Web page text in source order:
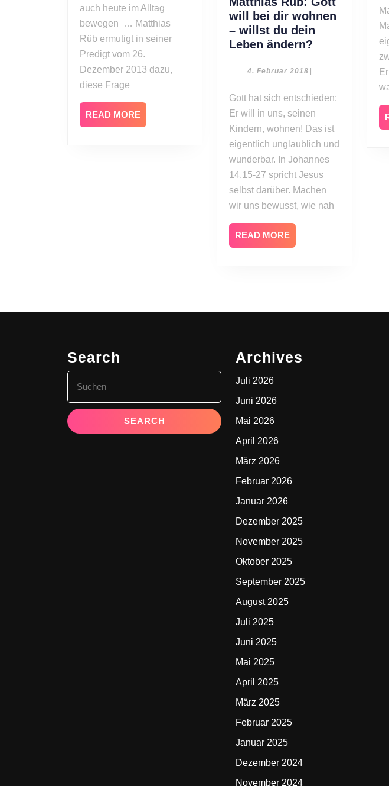
wie
begegn
auch heute im Alltag
bewegen … Matthias
Rüb ermutigt in seiner
Predigt vom 26.
Dezember 2013 dazu,
diese Frage
READ MORE
MORE
will bei dir wohnen
– willst du dein
Leben ändern?
bei
dir
wohnen
–
willst
du
dein
Leben
4. Februar 2018 4.|
Gott hat sich entschieden:
Er will in uns, seinen
Kindern, wohnen! Das ist
eigentlich unglaublich und
wunderbar. In Johannes
14,15-27 spricht Jesus
selbst darüber. Machen
wir uns bewusst, wie nah
READ MORE
MORE
Search
for:
Archives
Juli 2026
Juni 2026
Mai 2026
April 2026
März 2026
Februar 2026
Januar 2026
Dezember 2025
November 2025
Oktober 2025
September 2025
August 2025
Juli 2025
Juni 2025
Mai 2025
April 2025
März 2025
Februar 2025
Januar 2025
Dezember 2024
November 2024